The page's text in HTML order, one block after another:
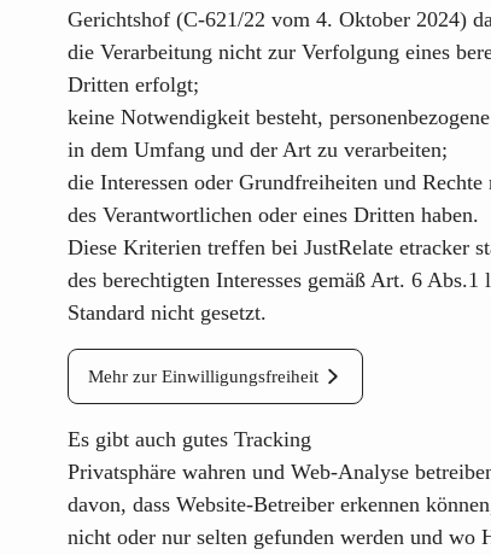
Gerichtshof (C-621/22 vom 4. Oktober 2024)
die Verarbeitung nicht zur Verfolgung eines
Dritten erfolgt;
keine Notwendigkeit besteht,
in dem Umfang und der Art zu verarbeiten;
die Interessen oder Grundfreiheiten und
des Verantwortlichen oder eines Dritten haben.
Diese Kriterien treffen bei JustRelate etracker
des berechtigten Interesses gemäß Art. 6
Standard nicht gesetzt.
Mehr zur Einwilligungsfreiheit
Es gibt auch gutes Tracking
Privatsphäre wahren und Web-Analyse
davon, dass Website-Betreiber erkennen
nicht oder nur selten gefunden werden und wo